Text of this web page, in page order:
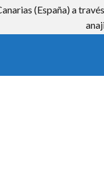
(España) a